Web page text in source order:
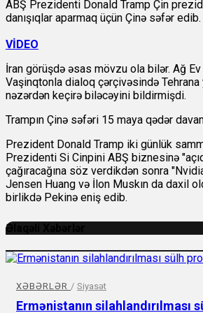
ABŞ Prezidenti Donald Tramp Çin
danışıqlar aparmaq üçün Çinə səfər edib.
VİDEO
İran görüşdə əsas mövzu ola bilər. Ağ
Vaşinqtonla dialoq çərçivəsində Tehrana
nəzərdən keçirə biləcəyini bildirmişdi.
Trampın Çinə səfəri 15 maya qədər
Prezident Donald Tramp iki günlük
Prezidenti Si Cinpini ABŞ biznesinə
çağıracağına söz verdikdən sonra
Jensen Huang və İlon Muskın da daxil
birlikdə Pekinə eniş edib.
Əlaqəli Xəbərlər
XƏBƏRLƏR / Siyasət
Ermənistanın silahlandırılması